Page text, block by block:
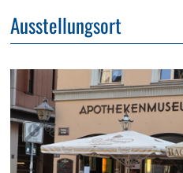
Ausstellungsort